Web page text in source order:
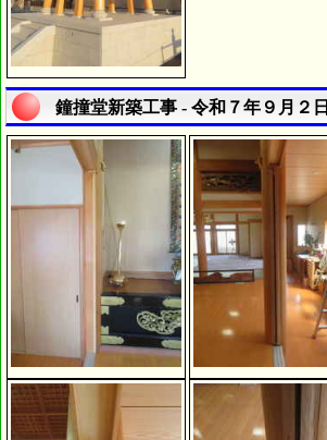
鐘撞堂新築工事 - 令和７年９月２日